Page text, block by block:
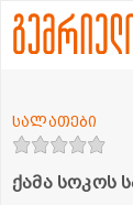
ქამა სოკოს
სალათები